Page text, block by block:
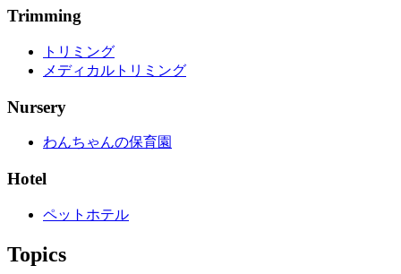
Trimming
トリミング
メディカルトリミング
Nursery
わんちゃんの保育園
Hotel
ペットホテル
Topics